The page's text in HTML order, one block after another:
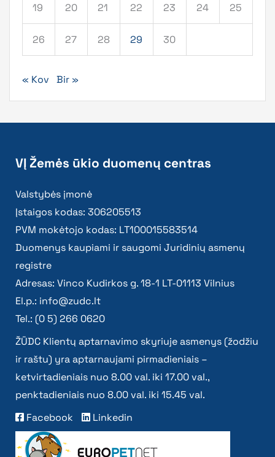
19 20 21 22 23 24 25
26 27 28 29 30
« Kov Bir »
VĮ Žemės ūkio duomenų centras
Valstybės įmonė
Įstaigos kodas: 306205513
PVM mokėtojo kodas: LT100015583514
Duomenys kaupiami ir saugomi Juridinių asmenų
registre
Adresas: Vinco Kudirkos g. 18-1 LT-01113 Vilnius
El.p.: info@zudc.lt
Tel.: (0 5) 266 0620
ŽŪDC Klientų aptarnavimo skyriuje asmenys (žodžiu
ir raštu) yra aptarnaujami pirmadieniais –
ketvirtadieniais nuo 8.00 val. iki 17.00 val.,
penktadieniais nuo 8.00 val. iki 15.45 val.
Facebook
Linkedin